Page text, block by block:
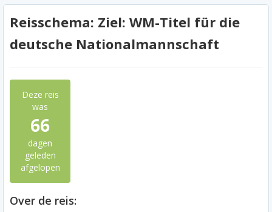
Reisschema: Ziel: WM-Titel für die
deutsche Nationalmannschaft
Deze reis
was
66
dagen
geleden
afgelopen
Over de reis: